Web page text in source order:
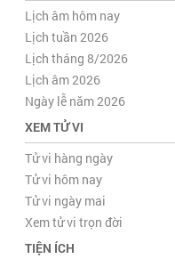
Lịch âm hôm nay
Lịch tuần 2026
Lịch tháng 8/2026
Lịch âm 2026
Ngày lễ năm 2026
XEM TỬ VI
Tử vi hàng ngày
Tử vi hôm nay
Tử vi ngày mai
Xem tử vi trọn đời
TIỆN ÍCH